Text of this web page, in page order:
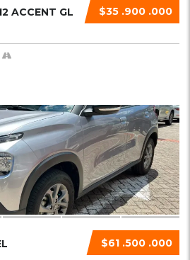
$35 .900 .000
ACCENT GL
$61 .500 .000